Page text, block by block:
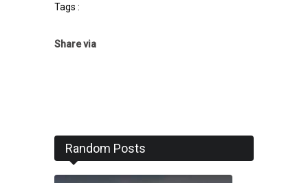
Tags :
Share via
Random Posts